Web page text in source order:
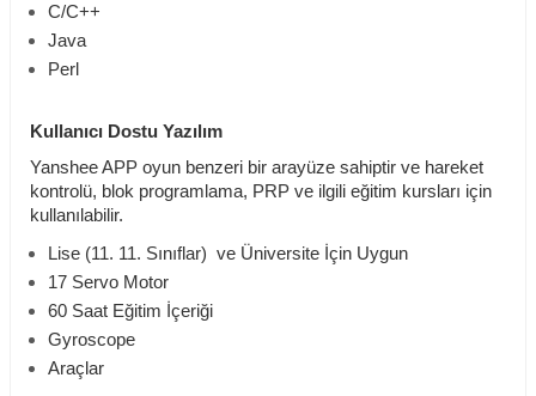
C/C++
Java
Perl
Kullanıcı Dostu Yazılım
Yanshee APP oyun benzeri bir arayüze sahiptir ve hareket
kontrolü, blok programlama, PRP ve ilgili eğitim kursları için
kullanılabilir.
Lise (11. 11. Sınıflar) ve Üniversite İçin Uygun
17 Servo Motor
60 Saat Eğitim İçeriği
Gyroscope
Araçlar